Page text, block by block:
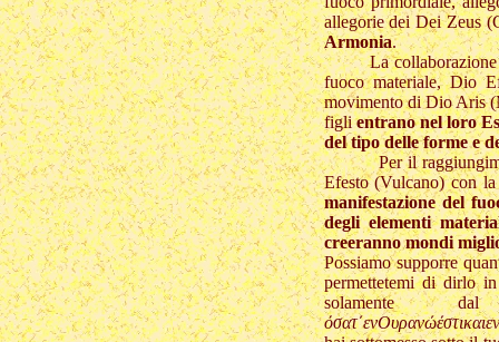
allegorie dei Dei Zeus
Armonia.
La collaborazione
fuoco materiale, Dio
movimento di Dio Aris
figlientrano nel loro
del tipo delle forme e
Per il
Efesto (Vulcano) con
manifestazione del
degli elementi
creeranno mondi
Possiamo supporre
permettetemi di dirlo
solamente